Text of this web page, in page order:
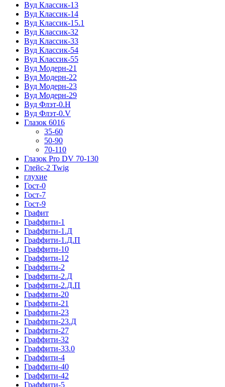
Вуд Классик-13
Вуд Классик-14
Вуд Классик-15.1
Вуд Классик-32
Вуд Классик-33
Вуд Классик-54
Вуд Классик-55
Вуд Модерн-21
Вуд Модерн-22
Вуд Модерн-23
Вуд Модерн-29
Вуд Флэт-0.H
Вуд Флэт-0.V
Глазок 6016
35-60
50-90
70-110
Глазок Pro DV 70-130
Глейс-2 Twig
глухие
Гост-0
Гост-7
Гост-9
Графит
Граффити-1
Граффити-1.Д
Граффити-1.Д.П
Граффити-10
Граффити-12
Граффити-2
Граффити-2.Д
Граффити-2.Д.П
Граффити-20
Граффити-21
Граффити-23
Граффити-23.Д
Граффити-27
Граффити-32
Граффити-33.0
Граффити-4
Граффити-40
Граффити-42
Граффити-5